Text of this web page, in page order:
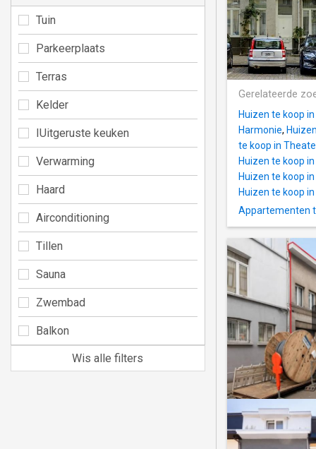
Gerelateerde
Huizen te koop
Harmonie,
te koop in
Huizen te koop
Huizen te koop
Huizen te koop
Appartementen
Tuin
Parkeerplaats
Terras
Kelder
IUitgeruste keuken
Verwarming
Haard
Airconditioning
Tillen
Sauna
Zwembad
Balkon
Wis alle filters